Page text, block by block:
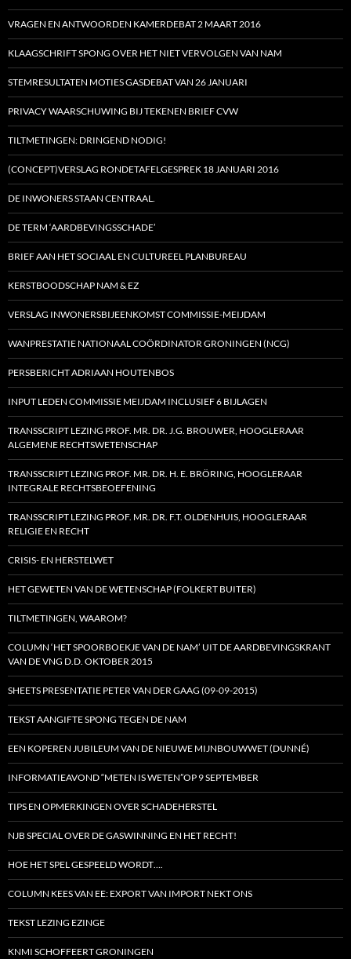
VRAGEN EN ANTWOORDEN KAMERDEBAT 2 MAART 2016
KLAAGSCHRIFT SPONG OVER HET NIET VERVOLGEN VAN NAM
STEMRESULTATEN MOTIES GASDEBAT VAN 26 JANUARI
PRIVACY WAARSCHUWING BIJ TEKENEN BRIEF CVW
TILTMETINGEN: DRINGEND NODIG!
(CONCEPT)VERSLAG RONDETAFELGESPREK 18 JANUARI 2016
DE INWONERS STAAN CENTRAAL.
DE TERM ‘AARDBEVINGSSCHADE’
BRIEF AAN HET SOCIAAL EN CULTUREEL PLANBUREAU
KERSTBOODSCHAP NAM & EZ
VERSLAG INWONERSBIJEENKOMST COMMISSIE-MEIJDAM
WANPRESTATIE NATIONAAL COÖRDINATOR GRONINGEN (NCG)
PERSBERICHT ADRIAAN HOUTENBOS
INPUT LEDEN COMMISSIE MEIJDAM INCLUSIEF 6 BIJLAGEN
TRANSSCRIPT LEZING PROF. MR. DR. J.G. BROUWER, HOOGLERAAR
ALGEMENE RECHTSWETENSCHAP
TRANSSCRIPT LEZING PROF. MR. DR. H. E. BRÖRING, HOOGLERAAR
INTEGRALE RECHTSBEOEFENING
TRANSSCRIPT LEZING PROF. MR. DR. F.T. OLDENHUIS, HOOGLERAAR
RELIGIE EN RECHT
CRISIS- EN HERSTELWET
HET GEWETEN VAN DE WETENSCHAP (FOLKERT BUITER)
TILTMETINGEN, WAAROM?
COLUMN ‘HET SPOORBOEKJE VAN DE NAM’ UIT DE AARDBEVINGSKRANT
VAN DE VNG D.D. OKTOBER 2015
SHEETS PRESENTATIE PETER VAN DER GAAG (09-09-2015)
TEKST AANGIFTE SPONG TEGEN DE NAM
EEN KOPEREN JUBILEUM VAN DE NIEUWE MIJNBOUWWET (DUNNÉ)
INFORMATIEAVOND “METEN IS WETEN”OP 9 SEPTEMBER
TIPS EN OPMERKINGEN OVER SCHADEHERSTEL
NJB SPECIAL OVER DE GASWINNING EN HET RECHT!
HOE HET SPEL GESPEELD WORDT….
COLUMN KEES VAN EE: EXPORT VAN IMPORT NEKT ONS
TEKST LEZING EZINGE
KNMI SCHOFFEERT GRONINGEN